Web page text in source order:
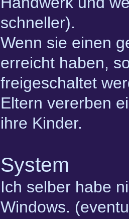
schneller).
Wenn sie einen
erreicht haben,
freigeschaltet
Eltern vererben
ihre Kinder.
System
Ich selber habe
Windows.